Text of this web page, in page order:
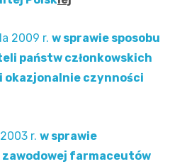
2009 r. w sprawie sposobu
państw członkowskich
okazjonalnie czynności
r. w sprawie
zawodowej farmaceutów